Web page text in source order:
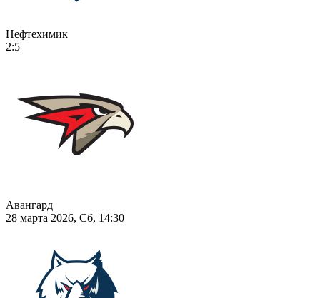
Нефтехимик
2:5
Авангард
28 марта 2026, Сб, 14:30